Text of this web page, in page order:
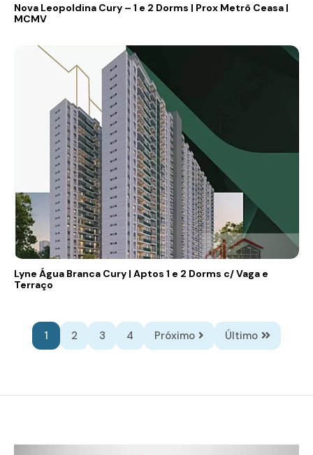
Nova Leopoldina Cury – 1 e 2 Dorms | Prox Metrô Ceasa |
MCMV
Lyne Água Branca Cury | Aptos 1 e 2 Dorms c/ Vaga e
Terraço
1 2 3 4 Próximo Último